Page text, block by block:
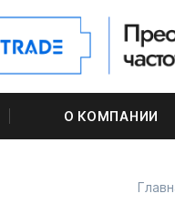
О КОМПАНИИ